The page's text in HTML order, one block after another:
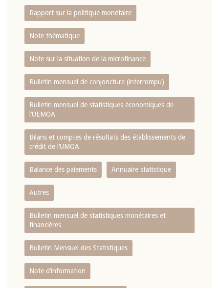
Rapport sur la politique monétaire
Note thématique
Note sur la situation de la microfinance
Bulletin mensuel de conjoncture (interrompu)
Bulletin mensuel de statistiques économiques de
l‘UEMOA
Bilans et comptes de résultats des établissements de
crédit de l‘UMOA
Balance des paiements Annuaire statistique
Autres
Bulletin mensuel de statistiques monétaires et
financières
Bulletin Mensuel des Statistiques
Note d’information